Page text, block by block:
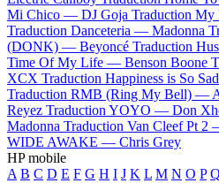
Mi Chico — DJ Goja Traduction
Traduction Danceteria — Madonna
(DONK) — Beyoncé Traduction
Time Of My Life — Benson Boone
XCX Traduction Happiness is So
Traduction RMB (Ring My Bell) —
Reyez Traduction YOYO — Don
Madonna Traduction Van Cleef Pt 2
WIDE AWAKE — Chris Grey
HP mobile
A B C D E F G H I J K L M N O P Q